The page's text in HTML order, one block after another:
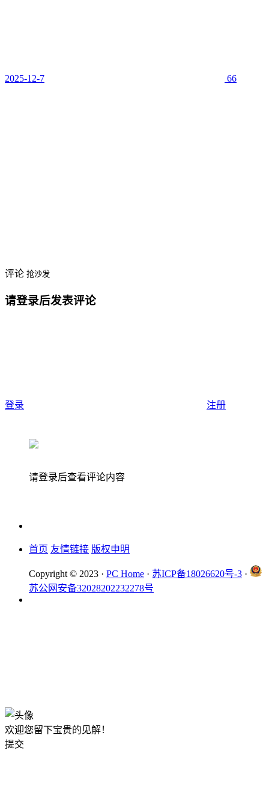
2025-12-7 66
评论 抢沙发
请登录后发表评论
登录 注册
请登录后查看评论内容
首页 友情链接 版权申明
Copyright © 2023 · PC Home · 苏ICP备18026620号-3 ·
苏公网安备32028202232278号
欢迎您留下宝贵的见解！
提交